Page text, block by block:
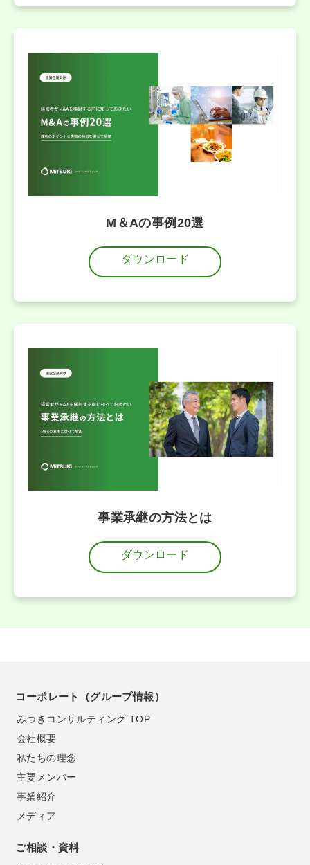
M＆Aの事例20選
ダウンロード
事業承継の方法とは
ダウンロード
コーポレート（グループ情報）
みつきコンサルティング TOP
会社概要
私たちの理念
主要メンバー
事業紹介
メディア
ご相談・資料